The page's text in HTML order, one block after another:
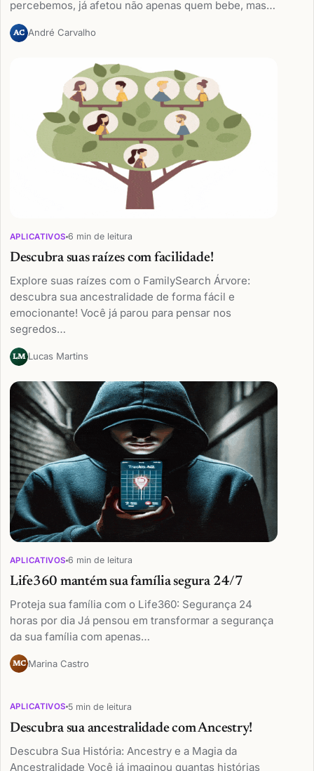
percebemos, já afetou não apenas quem bebe, mas…
AC André Carvalho
APLICATIVOS 6 min de leitura
Descubra suas raízes com facilidade!
Explore suas raízes com o FamilySearch Árvore:
descubra sua ancestralidade de forma fácil e
emocionante! Você já parou para pensar nos
segredos…
LM Lucas Martins
APLICATIVOS 6 min de leitura
Life360 mantém sua família segura 24/7
Proteja sua família com o Life360: Segurança 24
horas por dia Já pensou em transformar a segurança
da sua família com apenas…
MC Marina Castro
APLICATIVOS 5 min de leitura
Descubra sua ancestralidade com Ancestry!
Descubra Sua História: Ancestry e a Magia da
Ancestralidade Você já imaginou quantas histórias